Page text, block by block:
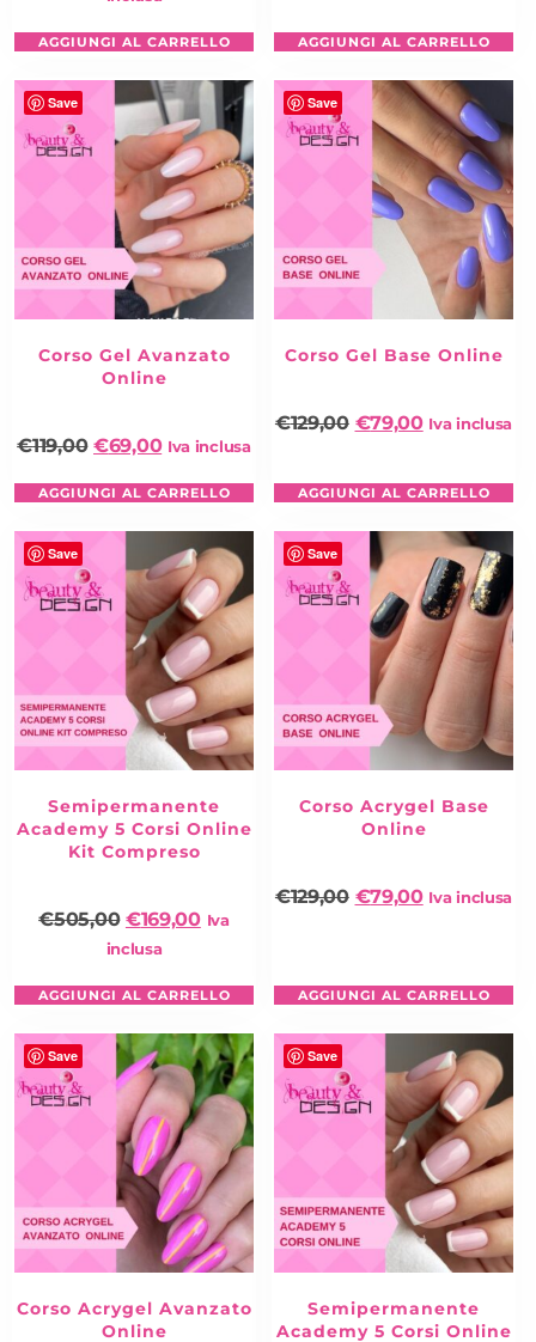
Color Powder6gr
Bicchierino in vetro
**L’attivazione dei corsi verrà effettuata al più presto
dopo l’acquisto, riceverai un’email contenente link e
password per accedere.
IMPARA ANCHE CON I NOSTRI PARTNER DI
BEAUTY&ACADEMY!
AGGIUNGI AL CARRELLO AGGIUNGI AL CARRELLO
Save
Corso Gel Avanzato
Online
€119,00 €69,00 Iva inclusa
AGGIUNGI AL CARRELLO
Save
Corso Gel Base Online
€129,00 €79,00 Iva inclusa
AGGIUNGI AL CARRELLO
Save
Semipermanente
Academy 5 Corsi Online
Kit Compreso
€505,00 €169,00 Iva
inclusa
AGGIUNGI AL CARRELLO
Save
Corso Acrygel Base
Online
€129,00 €79,00 Iva inclusa
AGGIUNGI AL CARRELLO
Save
Corso Acrygel Avanzato
Online
Save
Semipermanente
Academy 5 Corsi Online